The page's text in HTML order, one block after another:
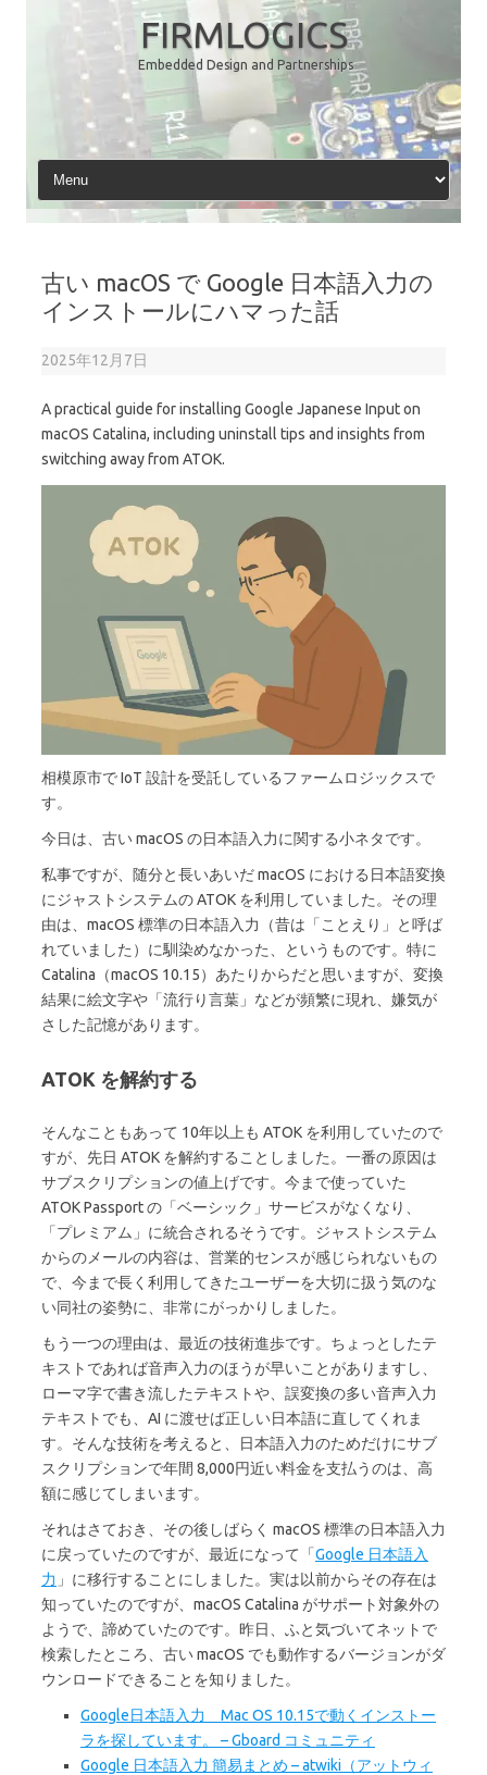
FIRMLOGICS
Embedded Design and Partnerships
古い macOS で Google 日本語入力の
インストールにハマった話
2025年12月7日
A practical guide for installing Google Japanese Input on
macOS Catalina, including uninstall tips and insights from
switching away from ATOK.
相模原市で IoT 設計を受託しているファームロジックスで
す。
今日は、古い macOS の日本語入力に関する小ネタです。
私事ですが、随分と長いあいだ macOS における日本語変換
にジャストシステムの ATOK を利用していました。その理
由は、macOS 標準の日本語入力（昔は「ことえり」と呼ば
れていました）に馴染めなかった、というものです。特に
Catalina（macOS 10.15）あたりからだと思いますが、変換
結果に絵文字や「流行り言葉」などが頻繁に現れ、嫌気が
さした記憶があります。
ATOK を解約する
そんなこともあって 10年以上も ATOK を利用していたので
すが、先日 ATOK を解約することしました。一番の原因は
サブスクリプションの値上げです。今まで使っていた
ATOK Passport の「ベーシック」サービスがなくなり、
「プレミアム」に統合されるそうです。ジャストシステム
からのメールの内容は、営業的センスが感じられないもの
で、今まで長く利用してきたユーザーを大切に扱う気のな
い同社の姿勢に、非常にがっかりしました。
もう一つの理由は、最近の技術進歩です。ちょっとしたテ
キストであれば音声入力のほうが早いことがありますし、
ローマ字で書き流したテキストや、誤変換の多い音声入力
テキストでも、AI に渡せば正しい日本語に直してくれま
す。そんな技術を考えると、日本語入力のためだけにサブ
スクリプションで年間 8,000円近い料金を支払うのは、高
額に感じてしまいます。
それはさておき、その後しばらく macOS 標準の日本語入力
に戻っていたのですが、最近になって「Google 日本語入
力 」に移行することにしました。実は以前からその存在は
知っていたのですが、macOS Catalina がサポート対象外の
ようで、諦めていたのです。昨日、ふと気づいてネットで
検索したところ、古い macOS でも動作するバージョンがダ
ウンロードできることを知りました。
Google日本語入力 Mac OS 10.15で動くインストー
ラを探しています。 – Gboard コミュニティ
Google 日本語入力 簡易まとめ – atwiki（アットウィ